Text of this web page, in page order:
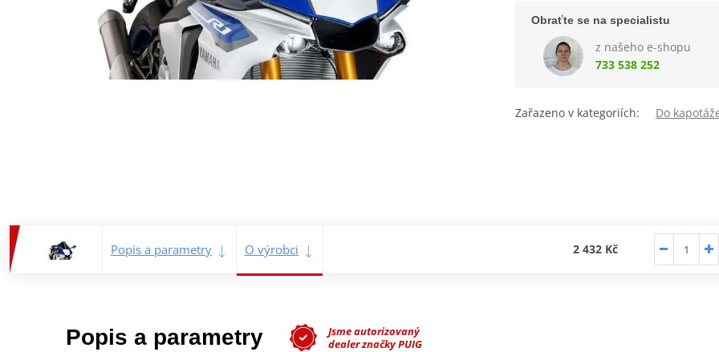
Obraťte se na specialistu
z našeho e-shopu
733 538 252
Zařazeno v kategoriích: Do
Popis a parametry O výrobci 2 432 Kč
Popis a parametry
Jsme autorizovaný
dealer značky PUIG